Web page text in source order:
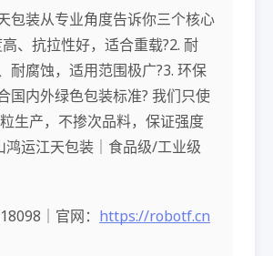
包装从专业角度告诉你三个核心
、抗拉性好，适合重载?2. 耐
耐腐蚀，适用范围极广?3. 环保
国内外绿色包装标准? 我们只使
生产，不掺次品料，保证强度
鸿运江天包装｜食品级/工业级
｜官网： https://robotf.cn